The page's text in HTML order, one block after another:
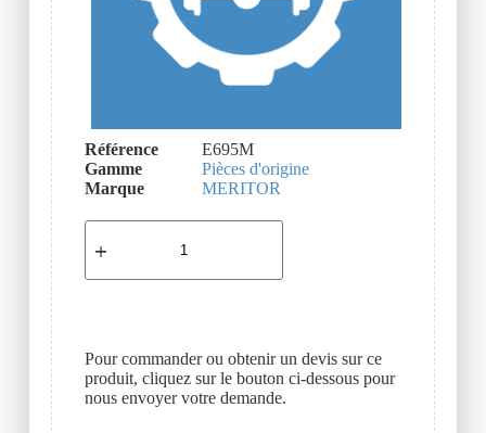
Référence
E695M
Gamme
Pièces d'origine
Marque
MERITOR
Pour commander ou obtenir un devis sur ce
produit, cliquez sur le bouton ci-dessous pour
nous envoyer votre demande.